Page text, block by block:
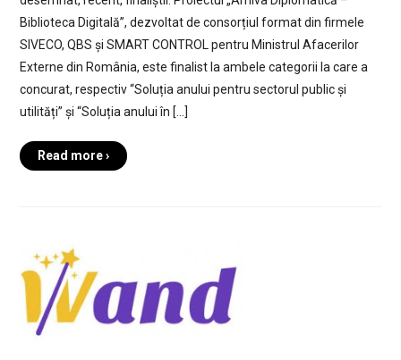
Biblioteca Digitală”, dezvoltat de consorțiul format din firmele
SIVECO, QBS și SMART CONTROL pentru Ministrul Afacerilor
Externe din România, este finalist la ambele categorii la care a
concurat, respectiv “Soluția anului pentru sectorul public și
utilități” și “Soluția anului în […]
Read more ›